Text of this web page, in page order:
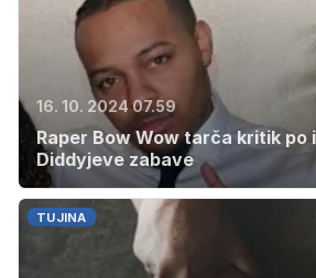
16. 10. 2024 07.59
Raper Bow Wow tarča kritik po
Diddyjeve zabave
TUJINA